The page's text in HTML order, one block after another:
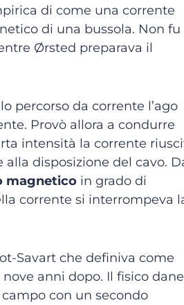
di come una corrente
di una bussola. Non fu
Ørsted preparava il
percorso da corrente l’ago
Provò allora a condurre
intensità la corrente
disposizione del cavo.
magnetico in grado di
corrente si interrompeva
Savart che definiva come
anni dopo. Il fisico
con un secondo